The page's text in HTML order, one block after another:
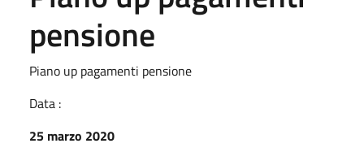
pensione
Piano up pagamenti pensione
Data :
25 marzo 2020